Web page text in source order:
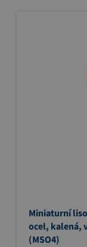
Miniaturní
ocel, kalená,
(MSO4)